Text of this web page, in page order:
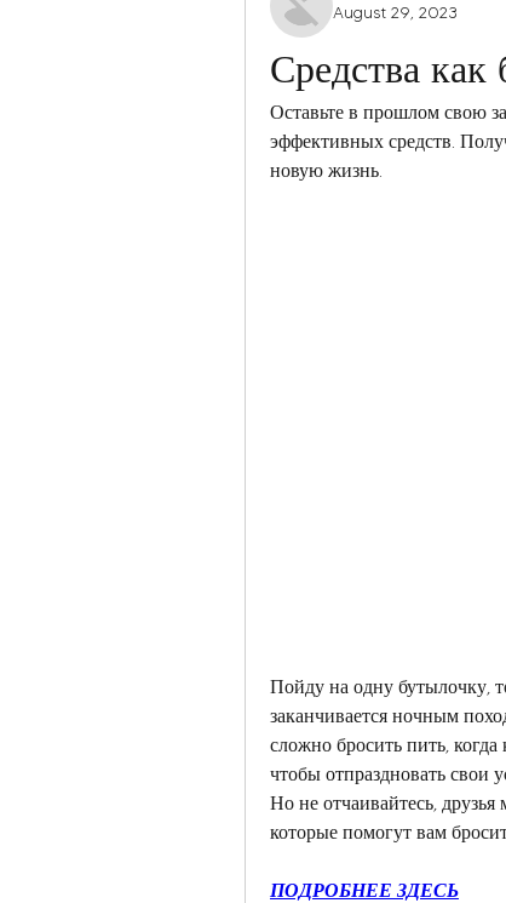
August 29, 2023
Средства как
Оставьте в прошлом свою
эффективных средств.
новую жизнь.
Пойду на одну бутылочку,
заканчивается ночным
сложно бросить пить,
чтобы отпраздновать свои
Но не отчаивайтесь, друзья
которые помогут вам
ПОДРОБНЕЕ ЗДЕСЬ